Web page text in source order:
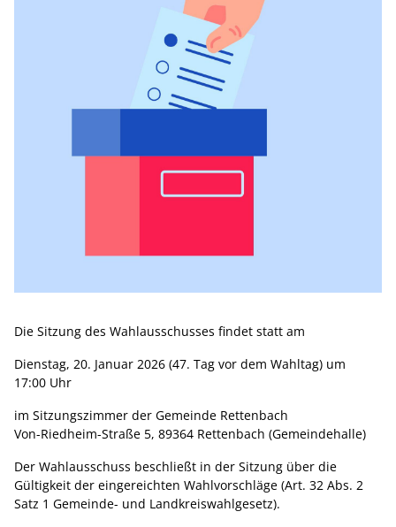
Die Sitzung des Wahlausschusses findet statt am
Dienstag, 20. Januar 2026 (47. Tag vor dem Wahltag) um
17:00 Uhr
im Sitzungszimmer der Gemeinde Rettenbach
Von-Riedheim-Straße 5, 89364 Rettenbach (Gemeindehalle)
Der Wahlausschuss beschließt in der Sitzung über die
Gültigkeit der eingereichten Wahlvorschläge (Art. 32 Abs. 2
Satz 1 Gemeinde- und Landkreiswahlgesetz).